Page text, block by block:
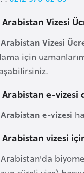
Vizesi
Vizesi
için
Arabistan e-vizesi
e-vizesi
Arabistan vizesi